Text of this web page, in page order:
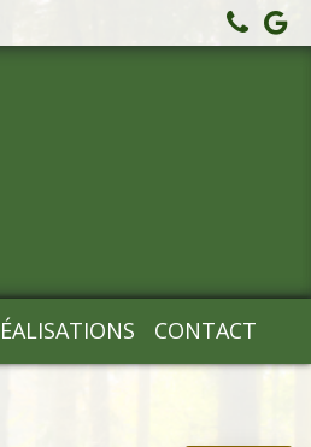
CONTACT